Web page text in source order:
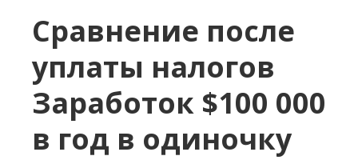
Сравнение после
уплаты налогов
Заработок $100 000
в год в одиночку